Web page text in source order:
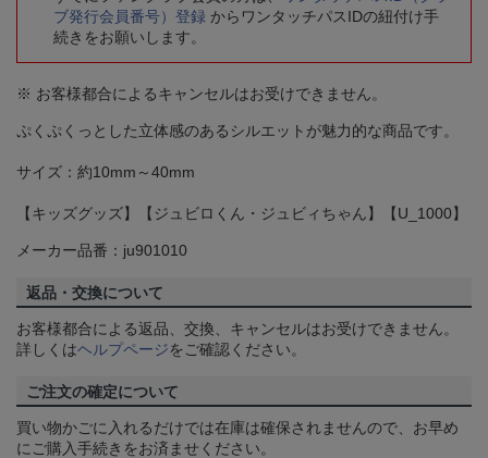
ブ発行会員番号）登録 からワンタッチパスIDの紐付け手
続きをお願いします。
※ お客様都合によるキャンセルはお受けできません。
ぷくぷくっとした立体感のあるシルエットが魅力的な商品です。
サイズ：約10mm～40mm
【キッズグッズ】【ジュビロくん・ジュビィちゃん】【U_1000】
メーカー品番：ju901010
返品・交換について
お客様都合による返品、交換、キャンセルはお受けできません。
詳しくはヘルプページをご確認ください。
ご注文の確定について
買い物かごに入れるだけでは在庫は確保されませんので、お早め
にご購入手続きをお済ませください。